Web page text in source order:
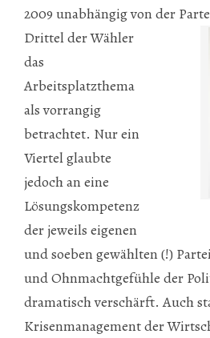
2009 unabhängig von der
Drittel der Wähler
das
Arbeitsplatzthema
als vorrangig
betrachtet. Nur ein
Viertel glaubte
jedoch an eine
Lösungskompetenz
der jeweils eigenen
und soeben gewählten (!)
und Ohnmachtgefühle der
dramatisch verschärft. Auch
Krisenmanagement der